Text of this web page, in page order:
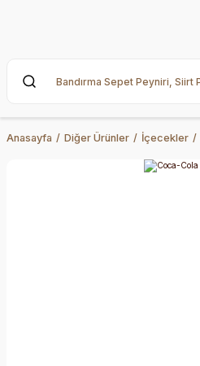
Anasayfa Diğer Ürünler İçecekler